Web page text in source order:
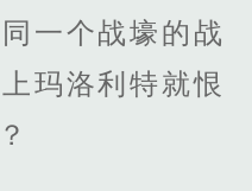
一个战壕的战
玛洛利特就恨